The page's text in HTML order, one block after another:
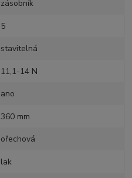
zásobník
5
stavitelná
11,1-14 N
ano
360 mm
ořechová
lak